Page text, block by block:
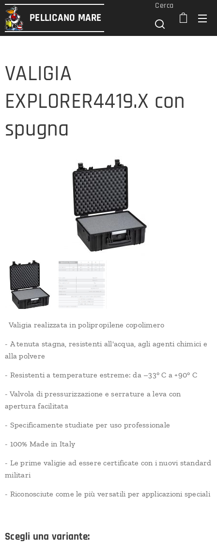
PELLICANO MARE
Cerca
VALIGIA
EXPLORER4419.X con
spugna
Valigia realizzata in polipropilene copolimero
- A tenuta stagna, resistenti all'acqua, agli agenti chimici e
alla polvere
- Resistenti a temperature estreme: da –33° C a +90° C
- Valvola di pressurizzazione e serrature a leva con
apertura facilitata
- Specificamente studiate per uso professionale
- 100% Made in Italy
- Le prime valigie ad essere certificate con i nuovi standard
militari
- Riconosciute come le più versatili per applicazioni speciali
Scegli una variante: